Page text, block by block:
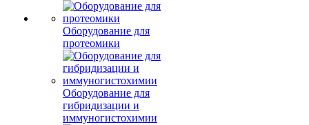
Оборудование для
протеомики
Оборудование для
гибридизации и
иммуногистохимии